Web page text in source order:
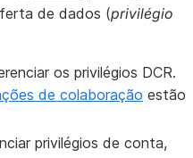
de dados (privilégio
os privilégios DCR.
de colaboração estão
privilégios de conta,